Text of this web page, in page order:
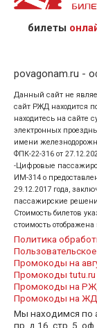
предъявив
кого
билеты
povagonam.ru -
Данный сайт не
сайт РЖД находится
находитесь на сайте
электронных
имени
ФПК-22-316 от
-Цифровые
ИМ-314 о
29.12.2017 года,
пассажирские
Стоимость билетов
стоимость
Политика
Промокоды на
Промокоды tutu.ru
Промокоды на
Промокоды на ЖД
Мы находимся по
пр, д.16, стр. 5.